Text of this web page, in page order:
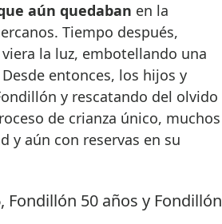
aún quedaban en la
Tiempo después,
la luz, embotellando una
entonces, los hijos y
y rescatando del olvido
de crianza único, muchos
y aún con reservas en su